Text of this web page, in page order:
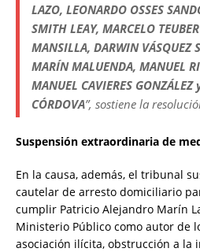
LAZO, LEONARDO OSSES
SMITH LEAY, MARCELO
MANSILLA, DARWIN VÁSQUEZ
MARÍN MALUENDA, MANUEL
MANUEL CAVIERES GONZÁLEZ
CÓRDOVA”, sostiene la
Suspensión extraordinaria de
En la causa, además, el tribunal
cautelar de arresto domiciliario
cumplir Patricio Alejandro Marín
Ministerio Público como autor de
asociación ilícita, obstrucción a la